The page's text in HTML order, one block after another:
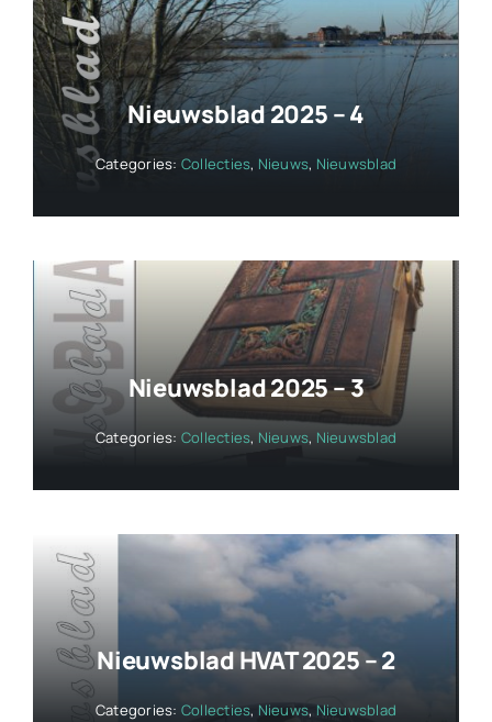
Nieuwsblad 2025 – 4
Categories: Collecties, Nieuws, Nieuwsblad
Nieuwsblad 2025 – 3
Categories: Collecties, Nieuws, Nieuwsblad
Nieuwsblad HVAT 2025 – 2
Categories: Collecties, Nieuws,Nieuwsblad